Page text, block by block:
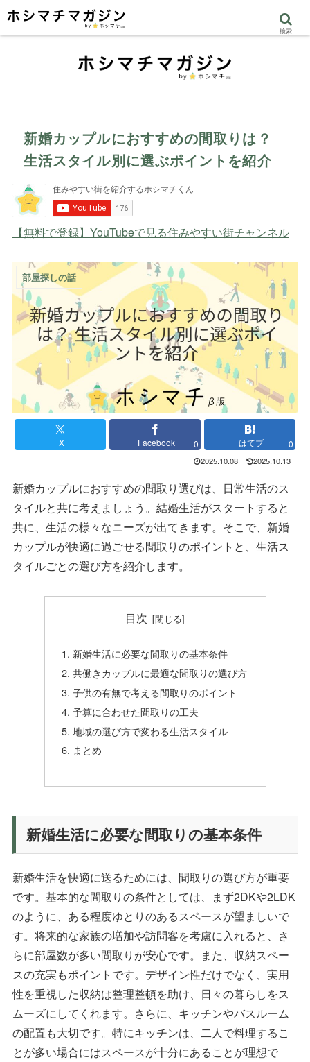
新婚カップルにおすすめの間取りは？
生活スタイル別に選ぶポイントを紹介
【無料で登録】YouTubeで見る住みやすい街チャンネル
部屋探しの話
X Facebook 0 はてブ 0
2025.10.08 2025.10.13
新婚カップルにおすすめの間取り選びは、日常生活のス
タイルと共に考えましょう。結婚生活がスタートすると
共に、生活の様々なニーズが出てきます。そこで、新婚
カップルが快適に過ごせる間取りのポイントと、生活ス
タイルごとの選び方を紹介します。
目次
新婚生活に必要な間取りの基本条件
共働きカップルに最適な間取りの選び方
子供の有無で考える間取りのポイント
予算に合わせた間取りの工夫
地域の選び方で変わる生活スタイル
まとめ
新婚生活に必要な間取りの基本条件
新婚生活を快適に送るためには、間取りの選び方が重要
です。基本的な間取りの条件としては、まず2DKや2LDK
のように、ある程度ゆとりのあるスペースが望ましいで
す。将来的な家族の増加や訪問客を考慮に入れると、さ
らに部屋数が多い間取りが安心です。また、収納スペー
スの充実もポイントです。デザイン性だけでなく、実用
性を重視した収納は整理整頓を助け、日々の暮らしをス
ムーズにしてくれます。さらに、キッチンやバスルーム
の配置も大切です。特にキッチンは、二人で料理するこ
とが多い場合にはスペースが十分にあることが理想で
検索